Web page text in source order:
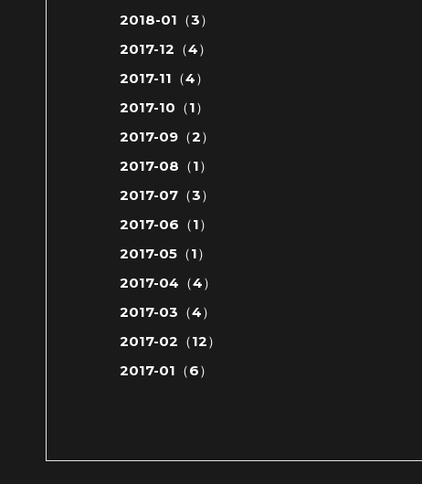
2018-01（3）
2017-12（4）
2017-11（4）
2017-10（1）
2017-09（2）
2017-08（1）
2017-07（3）
2017-06（1）
2017-05（1）
2017-04（4）
2017-03（4）
2017-02（12）
2017-01（6）